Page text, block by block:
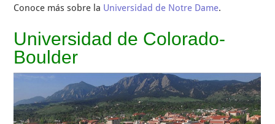
Conoce más sobre la Universidad de Notre Dame.
Universidad de Colorado-
Boulder